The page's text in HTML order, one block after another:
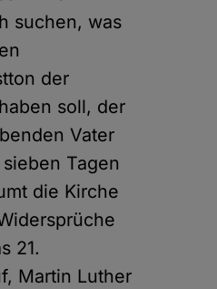
suchen, was
der
soll, der
Vater
Tagen
die Kirche
21.
Martin Luther